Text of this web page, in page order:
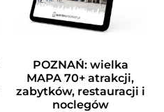
POZNAŃ: wielka
MAPA 70+ atrakcji,
zabytków, restauracji i
noclegów